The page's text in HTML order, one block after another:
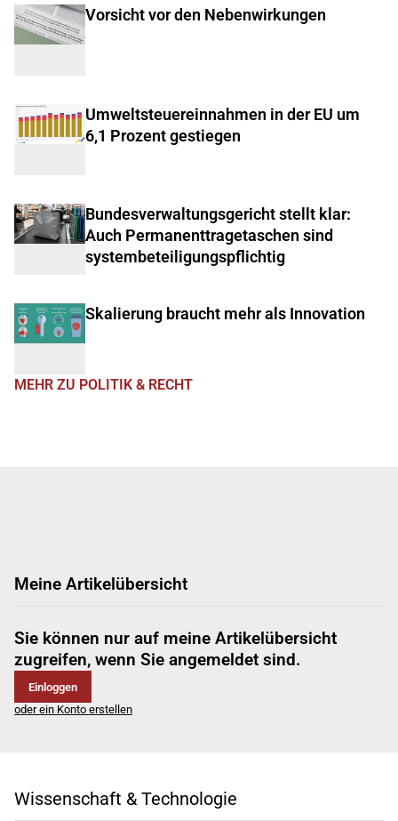
Vorsicht vor den Nebenwirkungen
Umweltsteuereinnahmen in der EU um
6,1 Prozent gestiegen
Bundesverwaltungsgericht stellt klar:
Auch Permanenttragetaschen sind
systembeteiligungspflichtig
Skalierung braucht mehr als Innovation
MEHR ZU POLITIK & RECHT
Meine Artikelübersicht
Sie können nur auf meine Artikelübersicht
zugreifen, wenn Sie angemeldet sind.
Einloggen
oder ein Konto erstellen
Wissenschaft & Technologie